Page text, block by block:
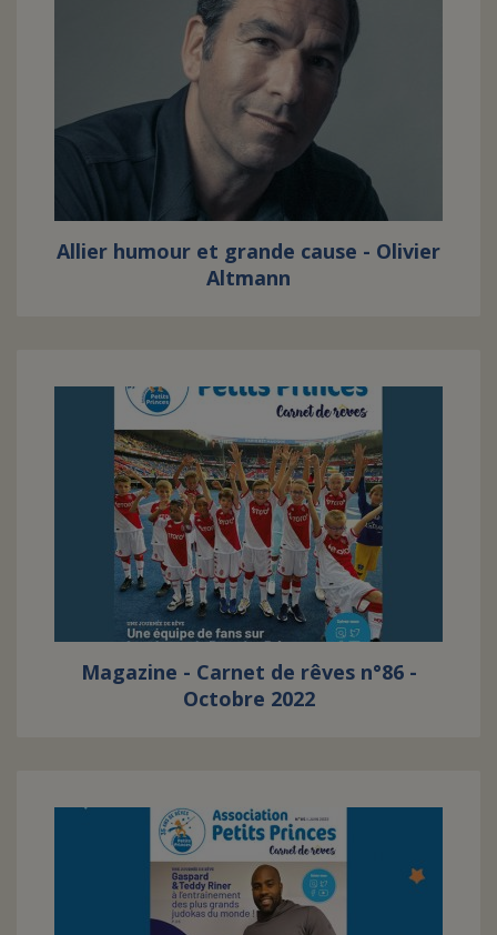
Allier humour et grande cause - Olivier
Altmann
Magazine - Carnet de rêves n°86 -
Octobre 2022